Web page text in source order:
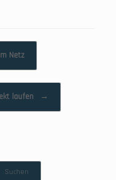
Netz
laufen →
Suchen